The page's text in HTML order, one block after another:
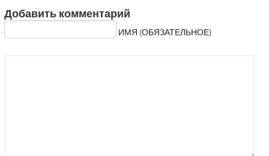
Добавить комментарий
ИМЯ (ОБЯЗАТЕЛЬНОЕ)